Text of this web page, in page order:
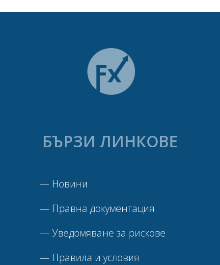
БЪРЗИ ЛИНКОВЕ
— Новини
— Правна документация
—Уведомяване за рискове
— Правила и условия